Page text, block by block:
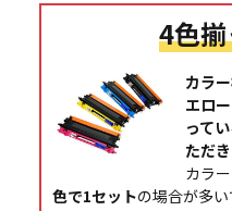
4色
カラ
エロ
って
ただ
カラ
色で1セットの場合が多い